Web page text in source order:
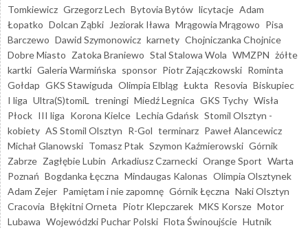
Tomkiewicz Grzegorz Lech Bytovia Bytów licytacje Adam
Łopatko Dolcan Ząbki Jeziorak Iława Mrągowia Mrągowo Pisa
Barczewo Dawid Szymonowicz karnety Chojniczanka Chojnice
Dobre Miasto Zatoka Braniewo Stal Stalowa Wola WMZPN żółte
kartki Galeria Warmińska sponsor Piotr Zajączkowski Rominta
Gołdap GKS Stawiguda Olimpia Elbląg Łukta Resovia Biskupiec
I liga Ultra(S)tomiL treningi Miedź Legnica GKS Tychy Wisła
Płock III liga Korona Kielce Lechia Gdańsk Stomil Olsztyn -
kobiety AS Stomil Olsztyn R-Gol terminarz Paweł Alancewicz
Michał Glanowski Tomasz Ptak Szymon Kaźmierowski Górnik
Zabrze Zagłębie Lubin Arkadiusz Czarnecki Orange Sport Warta
Poznań Bogdanka Łęczna Mindaugas Kalonas Olimpia Olsztynek
Adam Zejer Pamiętam i nie zapomnę Górnik Łęczna Naki Olsztyn
Cracovia Błękitni Orneta Piotr Klepczarek MKS Korsze Motor
Lubawa Wojewódzki Puchar Polski Flota Świnoujście Hutnik